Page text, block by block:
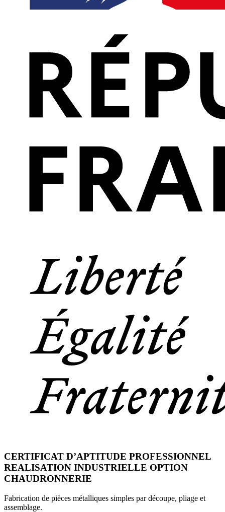
CERTIFICAT D’APTITUDE PROFESSIONNEL
REALISATION INDUSTRIELLE OPTION
CHAUDRONNERIE
Fabrication de pièces métalliques simples par découpe, pliage et
assemblage.